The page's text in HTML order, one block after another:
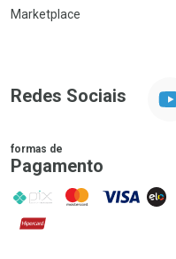
Marketplace
Redes Sociais
formas de
Pagamento
PIX MasterCard
VISA ELO
Hipercard